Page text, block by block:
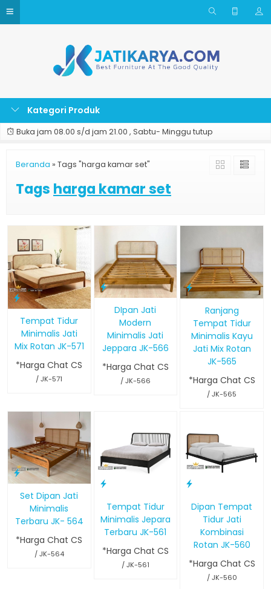
Kategori Produk
Buka jam 08.00 s/d jam 21.00 , Sabtu- Minggu tutup
Beranda » Tags "harga kamar set"
Tags harga kamar set
Tempat Tidur
Minimalis Jati
Mix Rotan JK-571
*Harga Chat CS
/ JK-571
DIpan Jati
Modern
Minimalis Jati
Jeppara JK-566
*Harga Chat CS
/ JK-566
Ranjang
Tempat Tidur
Minimalis Kayu
Jati Mix Rotan
JK-565
*Harga Chat CS
/ JK-565
Set Dipan Jati
Minimalis
Terbaru JK- 564
*Harga Chat CS
/ JK-564
Tempat Tidur
Minimalis Jepara
Terbaru JK-561
*Harga Chat CS
/ JK-561
Dipan Tempat
Tidur Jati
Kombinasi
Rotan JK-560
*Harga Chat CS
/ JK-560